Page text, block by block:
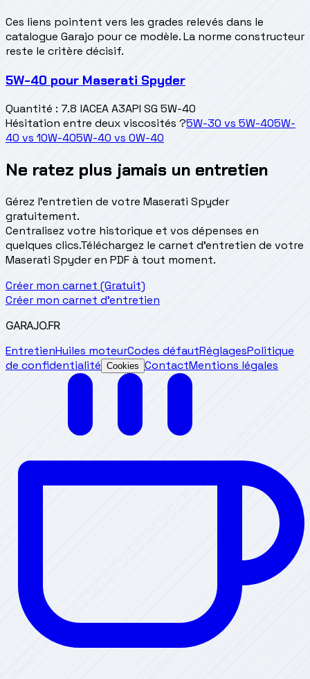
Ces liens pointent vers les grades relevés dans le
catalogue Garajo pour ce modèle. La norme constructeur
reste le critère décisif.
5W-40 pour Maserati Spyder
Quantité :7.8 lACEA A3API SG 5W-40
Hésitation entre deux viscosités ?5W-30 vs 5W-405W-
40 vs 10W-405W-40 vs 0W-40
Ne ratez plus jamais un entretien
Gérez l'entretien de votre Maserati Spyder
gratuitement.
Centralisez votre historique et vos dépenses en
quelques clics.Téléchargez le carnet d'entretien de votre
Maserati Spyder en PDF à tout moment.
Créer mon carnet (Gratuit)
Créer mon carnet d'entretien
GARAJO.FR
EntretienHuiles moteurCodes défautRéglagesPolitique
de confidentialité Cookies ContactMentions légales